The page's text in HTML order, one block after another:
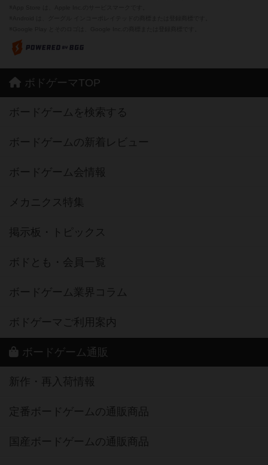
ボドゲーマTOP
ボードゲームを検索する
ボードゲームの新着レビュー
ボードゲーム会情報
メカニクス特集
掲示板・トピックス
ボドとも・会員一覧
ボードゲーム業界コラム
ボドゲーマご利用案内
ボードゲーム通販
新作・再入荷情報
定番ボードゲームの通販商品
国産ボードゲームの通販商品